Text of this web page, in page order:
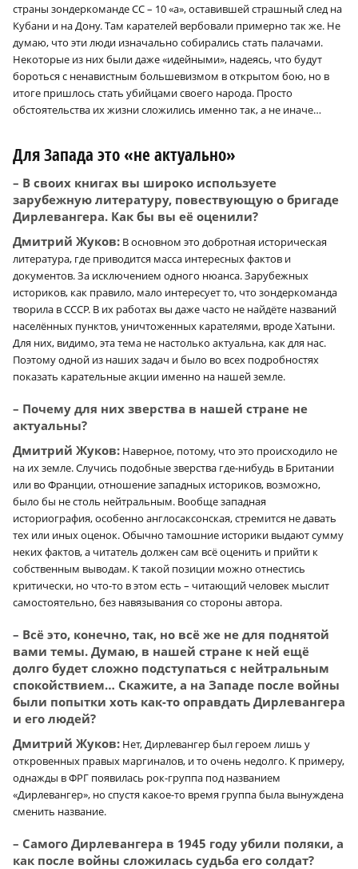
страны зондеркоманде СС – 10 «а», оставившей страшный след на
Кубани и на Дону. Там карателей вербовали примерно так же. Не
думаю, что эти люди изначально собирались стать палачами.
Некоторые из них были даже «идейными», надеясь, что будут
бороться с ненавистным большевизмом в открытом бою, но в
итоге пришлось стать убийцами своего народа. Просто
обстоятельства их жизни сложились именно так, а не иначе…
Для Запада это «не актуально»
– В своих книгах вы широко используете
зарубежную литературу, повествующую о бригаде
Дирлевангера. Как бы вы её оценили?
Дмитрий Жуков: В основном это добротная историческая
литература, где приводится масса интересных фактов и
документов. За исключением одного нюанса. Зарубежных
историков, как правило, мало интересует то, что зондеркоманда
творила в СССР. В их работах вы даже часто не найдёте названий
населённых пунктов, уничтоженных карателями, вроде Хатыни.
Для них, видимо, эта тема не настолько актуальна, как для нас.
Поэтому одной из наших задач и было во всех подробностях
показать карательные акции именно на нашей земле.
– Почему для них зверства в нашей стране не
актуальны?
Дмитрий Жуков: Наверное, потому, что это происходило не
на их земле. Случись подобные зверства где-нибудь в Британии
или во Франции, отношение западных историков, возможно,
было бы не столь нейтральным. Вообще западная
историография, особенно англосаксонская, стремится не давать
тех или иных оценок. Обычно тамошние историки выдают сумму
неких фактов, а читатель должен сам всё оценить и прийти к
собственным выводам. К такой позиции можно отнестись
критически, но что-то в этом есть – читающий человек мыслит
самостоятельно, без навязывания со стороны автора.
– Всё это, конечно, так, но всё же не для поднятой
вами темы. Думаю, в нашей стране к ней ещё
долго будет сложно подступаться с нейтральным
спокойствием… Скажите, а на Западе после войны
были попытки хоть как-то оправдать Дирлевангера
и его людей?
Дмитрий Жуков: Нет, Дирлевангер был героем лишь у
откровенных правых маргиналов, и то очень недолго. К примеру,
однажды в ФРГ появилась рок-группа под названием
«Дирлевангер», но спустя какое-то время группа была вынуждена
сменить название.
– Самого Дирлевангера в 1945 году убили поляки, а
как после войны сложилась судьба его солдат?